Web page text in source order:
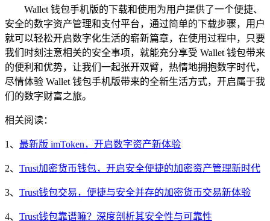
Wallet 钱包手机版的下载和使用为用户提供了一个便捷、
安全的数字资产管理和支付平台，通过简单的下载步骤，用户
就可以轻松开启数字化生活的崭新篇章，在使用过程中，只要
我们时刻注意相关的安全事项，就能充分享受 Wallet 钱包带来
的便利和优势，让我们一起张开双臂，热情地拥抱数字时代，
尽情体验 Wallet 钱包手机版带来的全新生活方式，开启属于我
们的数字财富之旅。
相关阅读：
1、 最新版 imToken，开启数字资产新体验
2、 Trust加密货币钱包，开启安全便捷的加密资产管理新时代
3、 Trust钱包交易，便捷与安全并存的加密货币交易新体验
4、 Trust钱包靠谱嘛？深度剖析其安全性与可靠性